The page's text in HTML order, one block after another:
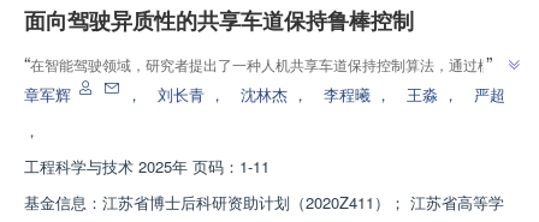
面向驾驶异质性的共享车道保持鲁棒控制
“在智能驾驶领域，研究者提出了一种人机共享车道保持控制算法，通过模拟
驾驶人转向行为，设计协同因子策略，提升人机协同友好性。”
”
章军辉 ， 刘长青 ， 沈林杰 ， 李程曦 ， 王淼 ，
严超
，
工程科学与技术 2025年 页码：1-11
基金信息： 江苏省博士后科研资助计划（2020Z411）； 江苏省高等学